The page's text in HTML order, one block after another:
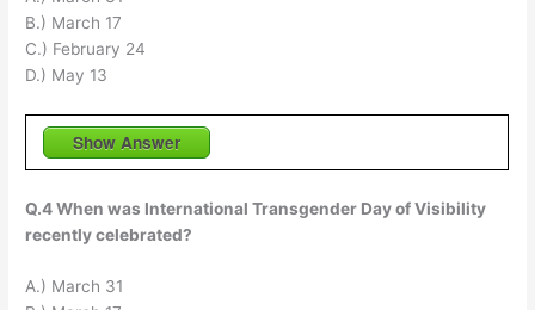
B.) March 17
C.) February 24
D.) May 13
Show Answer
Q.4 When was International Transgender Day of Visibility
recently celebrated?
A.) March 31